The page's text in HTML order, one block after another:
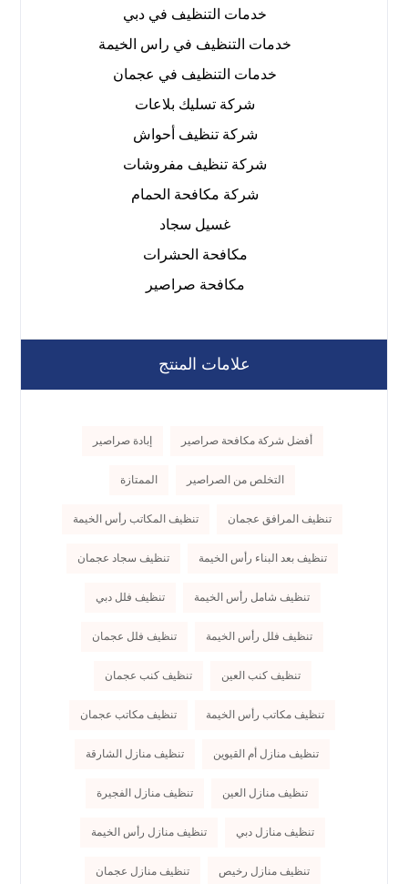
خدمات التنظيف في دبي
خدمات التنظيف في راس الخيمة
خدمات التنظيف في عجمان
شركة تسليك بلاعات
شركة تنظيف أحواش
شركة تنظيف مفروشات
شركة مكافحة الحمام
غسيل سجاد
مكافحة الحشرات
مكافحة صراصير
علامات المنتج
أفضل شركة مكافحة صراصير إبادة صراصير
التخلص من الصراصير الممتازة
تنظيف المرافق عجمان تنظيف المكاتب رأس الخيمة
تنظيف بعد البناء رأس الخيمة تنظيف سجاد عجمان
تنظيف شامل رأس الخيمة تنظيف فلل دبي
تنظيف فلل رأس الخيمة تنظيف فلل عجمان
تنظيف كنب العين تنظيف كنب عجمان
تنظيف مكاتب رأس الخيمة تنظيف مكاتب عجمان
تنظيف منازل أم القيوين تنظيف منازل الشارقة
تنظيف منازل العين تنظيف منازل الفجيرة
تنظيف منازل دبي تنظيف منازل رأس الخيمة
تنظيف منازل رخيص تنظيف منازل عجمان